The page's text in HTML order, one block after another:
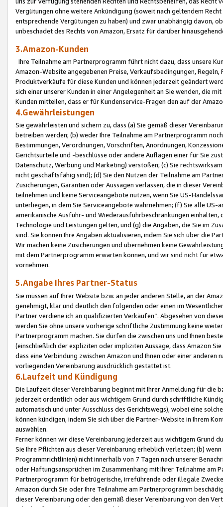
Vergütungen ohne weitere Ankündigung (soweit nach geltendem
entsprechende Vergütungen zu haben) und zwar unabhängig davon,
unbeschadet des Rechts von Amazon, Ersatz für darüber
3.Amazon-Kunden
Ihre Teilnahme am Partnerprogramm führt nicht dazu, dass unsere
Amazon-Website angegebenen Preise, Verkaufsbedingungen,
Produktverkäufe für diese Kunden und können jederzeit geändert
sich einer unserer Kunden in einer Angelegenheit an Sie wenden, die
Kunden mitteilen, dass er für Kundenservice-Fragen den auf der
4.Gewährleistungen
Sie gewährleisten und sichern zu, dass (a) Sie gemäß dieser
betreiben werden; (b) weder Ihre Teilnahme am Partnerprogramm
Bestimmungen, Verordnungen, Vorschriften, Anordnungen,
Gerichtsurteile und -beschlüsse oder andere Auflagen einer für Sie
Datenschutz, Werbung und Marketing) verstoßen; (c) Sie
nicht geschäftsfähig sind); (d) Sie den Nutzen der Teilnahme am
Zusicherungen, Garantien oder Aussagen verlassen, die in dieser
teilnehmen und keine Serviceangebote nutzen, wenn Sie US-
unterliegen, in dem Sie Serviceangebote wahrnehmen; (f) Sie alle
amerikanische Ausfuhr- und Wiederausfuhrbeschränkungen
Technologie und Leistungen gelten, und (g) die Angaben, die Sie im
sind. Sie können Ihre Angaben aktualisieren, indem Sie sich über die
Wir machen keine Zusicherungen und übernehmen keine
mit dem Partnerprogramm erwarten können, und wir sind nicht für
vornehmen.
5.Angabe Ihres Partner-Status
Sie müssen auf Ihrer Website bzw. an jeder anderen Stelle, an der
genehmigt, klar und deutlich den folgenden oder einen im
Partner verdiene ich an qualifizierten Verkäufen“. Abgesehen von
werden Sie ohne unsere vorherige schriftliche Zustimmung keine
Partnerprogramm machen. Sie dürfen die zwischen uns und Ihnen
(einschließlich der expliziten oder impliziten Aussage, dass Amazon
dass eine Verbindung zwischen Amazon und Ihnen oder einer
vorliegenden Vereinbarung ausdrücklich gestattet ist.
6.Laufzeit und Kündigung
Die Laufzeit dieser Vereinbarung beginnt mit Ihrer Anmeldung für die
jederzeit ordentlich oder aus wichtigem Grund durch schriftliche
automatisch und unter Ausschluss des Gerichtswegs), wobei eine
können kündigen, indem Sie sich über die Partner-Website in Ihrem
auswählen.
Ferner können wir diese Vereinbarung jederzeit aus wichtigem Grund
Sie Ihre Pflichten aus dieser Vereinbarung erheblich verletzen; (b)
Programmrichtlinien) nicht innerhalb von 7 Tagen nach unserer
oder Haftungsansprüchen im Zusammenhang mit Ihrer Teilnahme am
Partnerprogramm für betrügerische, irreführende oder illegale
Amazon durch Sie oder Ihre Teilnahme am Partnerprogramm
dieser Vereinbarung oder den gemäß dieser Vereinbarung von den